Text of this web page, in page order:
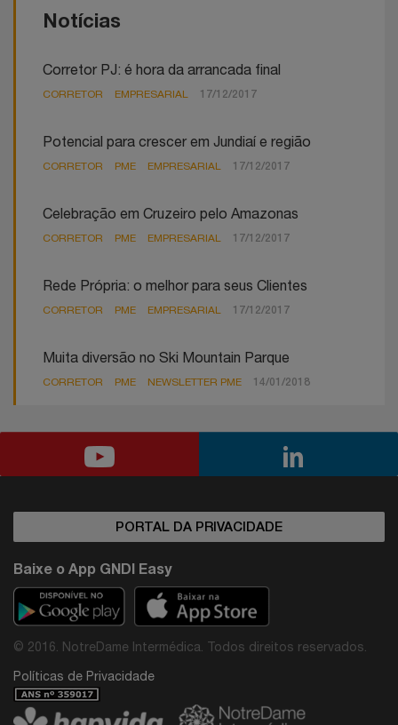
Notícias
Corretor PJ: é hora da arrancada final
CORRETOR EMPRESARIAL 17/12/2017
Potencial para crescer em Jundiaí e região
CORRETOR PME EMPRESARIAL 17/12/2017
Celebração em Cruzeiro pelo Amazonas
CORRETOR PME EMPRESARIAL 17/12/2017
Rede Própria: o melhor para seus Clientes
CORRETOR PME EMPRESARIAL 17/12/2017
Muita diversão no Ski Mountain Parque
CORRETOR PME NEWSLETTER PME 14/01/2018
PORTAL DA PRIVACIDADE
Baixe o App GNDI Easy
© 2016. NotreDame Intermédica. Todos direitos reservados.
Políticas de Privacidade